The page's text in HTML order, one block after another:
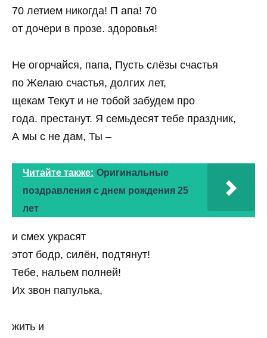
70 летием никогда! П апа! 70
от дочери в прозе. здоровья!
Не огорчайся, папа, Пусть слёзы счастья
по Желаю счастья, долгих лет,
щекам Текут и не тобой забудем про
года. престанут. Я семьдесят тебе праздник,
А мы с не дам, Ты –
Читайте также: Оригинальные
поздравления с днем рождения 25
лет
и смех украсят
этот бодр, силён, подтянут!
Тебе, нальем полней!
Их звон папулька,
жить и